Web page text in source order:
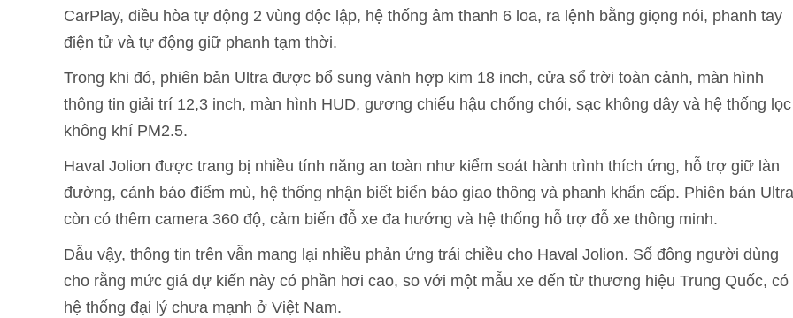
CarPlay, điều hòa tự động 2 vùng độc lập, hệ thống âm thanh 6 loa, ra lệnh bằng giọng nói, phanh tay
điện tử và tự động giữ phanh tạm thời.
Trong khi đó, phiên bản Ultra được bổ sung vành hợp kim 18 inch, cửa sổ trời toàn cảnh, màn hình
thông tin giải trí 12,3 inch, màn hình HUD, gương chiếu hậu chống chói, sạc không dây và hệ thống lọc
không khí PM2.5.
Haval Jolion được trang bị nhiều tính năng an toàn như kiểm soát hành trình thích ứng, hỗ trợ giữ làn
đường, cảnh báo điểm mù, hệ thống nhận biết biển báo giao thông và phanh khẩn cấp. Phiên bản Ultra
còn có thêm camera 360 độ, cảm biến đỗ xe đa hướng và hệ thống hỗ trợ đỗ xe thông minh.
Dẫu vậy, thông tin trên vẫn mang lại nhiều phản ứng trái chiều cho Haval Jolion. Số đông người dùng
cho rằng mức giá dự kiến này có phần hơi cao, so với một mẫu xe đến từ thương hiệu Trung Quốc, có
hệ thống đại lý chưa mạnh ở Việt Nam.